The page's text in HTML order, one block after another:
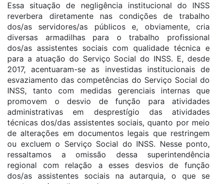
Essa situação de negligência institucional do INSS
reverbera diretamente nas condições de trabalho
dos/as servidores/as públicos e, obviamente, cria
diversas armadilhas para o trabalho profissional
dos/as assistentes sociais com qualidade técnica e
para a atuação do Serviço Social do INSS. E, desde
2017, acentuaram-se as investidas institucionais de
esvaziamento das competências do Serviço Social do
INSS, tanto com medidas gerenciais internas que
promovem o desvio de função para atividades
administrativas em desprestígio das atividades
técnicas dos/das assistentes sociais, quanto por meio
de alterações em documentos legais que restringem
ou excluem o Serviço Social do INSS. Nesse ponto,
ressaltamos a omissão dessa superintendência
regional com relação a esses desvios de função
dos/as assistentes sociais na autarquia, o que se